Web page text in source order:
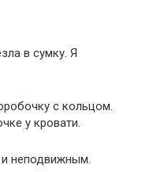
в сумку. Я
с кольцом.
у кровати.
и неподвижным.